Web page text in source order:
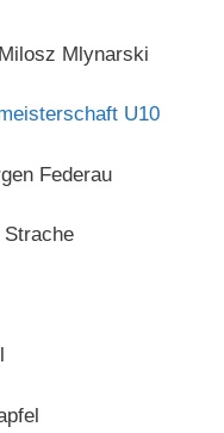
Mlynarski
U10
Federau
Strache